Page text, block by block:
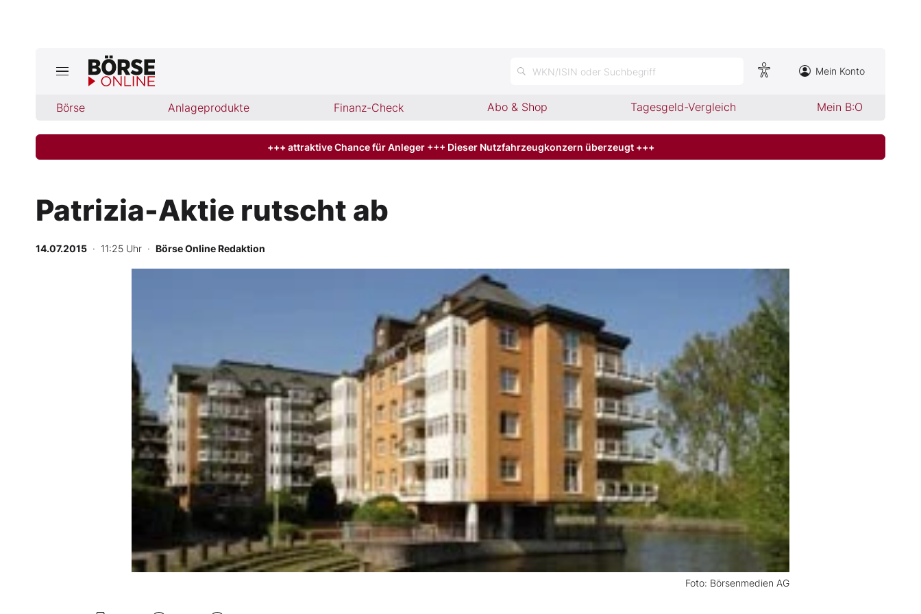
WKN/ISIN oder Suchbegriff Mein Konto
Börse Anlageprodukte Finanz-Check Abo & Shop Tagesgeld-Vergleich Mein B:O
Jetzt aktuelle Ausgabe BÖRSE ONLINE lesen
Finanz-Check
Abo & Shop
Mein B:O
Mein Konto
Folgen Sie uns
+++ attraktive Chance für Anleger +++ Dieser Nutzfahrzeugkonzern überzeugt +++
Patrizia-Aktie rutscht ab
14.07.2015 · 11:25 Uhr · Börse Online Redaktion
Foto: Börsenmedien AG